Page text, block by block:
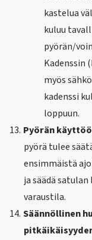
kastelua
kuluu
pyörän/
Kadenssin
myös
kadenssi
loppuun.
13. Pyörän
pyörä tulee
ensimmäistä
ja säädä
varaustila.
14. Säännöllinen